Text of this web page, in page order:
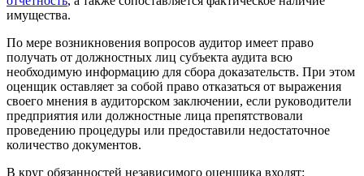
имущества.
По мере возникновения вопросов аудитор имеет право
получать от должностных лиц субъекта аудита всю
необходимую информацию для сбора доказательств. При этом
оценщик оставляет за собой право отказаться от выражения
своего мнения в аудиторском заключении, если руководители
предприятия или должностные лица препятствовали
проведению процедуры или предоставили недостаточное
количество документов.
В круг обязанностей независимого оценщика входят: